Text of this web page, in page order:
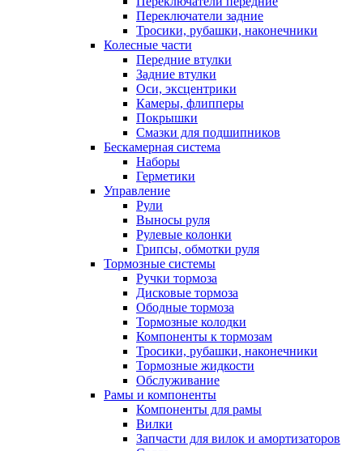
Переключатели задние
Тросики, рубашки, наконечники
Колесные части
Передние втулки
Задние втулки
Оси, эксцентрики
Камеры, флипперы
Покрышки
Смазки для подшипников
Бескамерная система
Наборы
Герметики
Управление
Рули
Выносы руля
Рулевые колонки
Грипсы, обмотки руля
Тормозные системы
Ручки тормоза
Дисковые тормоза
Ободные тормоза
Тормозные колодки
Компоненты к тормозам
Тросики, рубашки, наконечники
Тормозные жидкости
Обслуживание
Рамы и компоненты
Компоненты для рамы
Вилки
Запчасти для вилок и амортизаторов